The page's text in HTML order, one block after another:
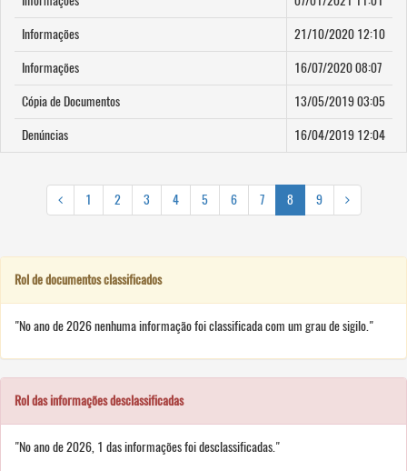
Informações
21/10/2020 12:10
Informações
16/07/2020 08:07
Cópia de Documentos
13/05/2019 03:05
Denúncias
16/04/2019 12:04
1 2 3 4 5 6 7 8 9
Rol de documentos classificados
"No ano de 2026 nenhuma informação foi classificada com um grau de sigilo."
Rol das informações desclassificadas
"No ano de 2026, 1 das informações foi desclassificadas."